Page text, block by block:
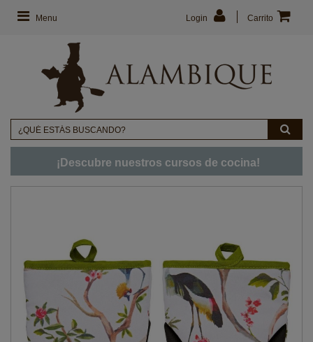
Menu Carrito
Login
¡Descubre nuestros cursos de cocina!